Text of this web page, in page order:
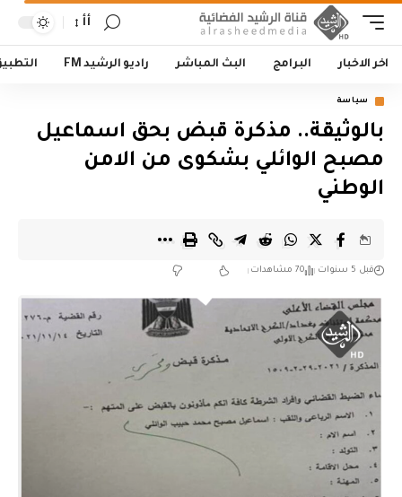
أأ
اخر الاخبار البرامج البث المباشر راديو الرشيد FM
سياسة
بالوثيقة.. مذكرة قبض بحق اسماعيل
مصبح الوائلي بشكوى من الامن
الوطني
قبل 5 سنوات 70 مشاهدات